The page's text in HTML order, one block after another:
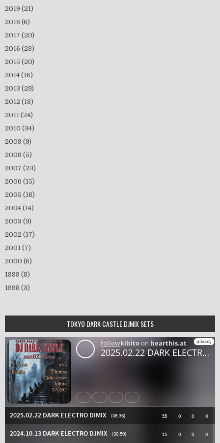
2019 (21)
2018 (6)
2017 (20)
2016 (23)
2015 (20)
2014 (16)
2013 (29)
2012 (18)
2011 (24)
2010 (34)
2009 (9)
2008 (5)
2007 (23)
2006 (15)
2005 (18)
2004 (14)
2003 (9)
2002 (17)
2001 (7)
2000 (6)
1999 (8)
1998 (3)
TOKYO DARK CASTLE DJMIX SETS